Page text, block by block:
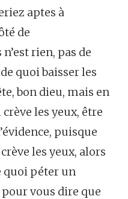
aptes à
de
rien, pas de
quoi baisser les
bon dieu, mais en
les yeux, être
puisque
les yeux, alors
quoi péter un
vous dire que